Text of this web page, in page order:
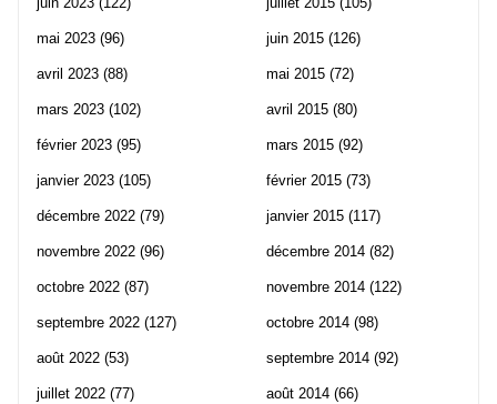
mai 2023 (96)
avril 2023 (88)
mars 2023 (102)
février 2023 (95)
janvier 2023 (105)
décembre 2022 (79)
novembre 2022 (96)
octobre 2022 (87)
septembre 2022 (127)
août 2022 (53)
juillet 2022 (77)
juin 2015 (126)
mai 2015 (72)
avril 2015 (80)
mars 2015 (92)
février 2015 (73)
janvier 2015 (117)
décembre 2014 (82)
novembre 2014 (122)
octobre 2014 (98)
septembre 2014 (92)
août 2014 (66)